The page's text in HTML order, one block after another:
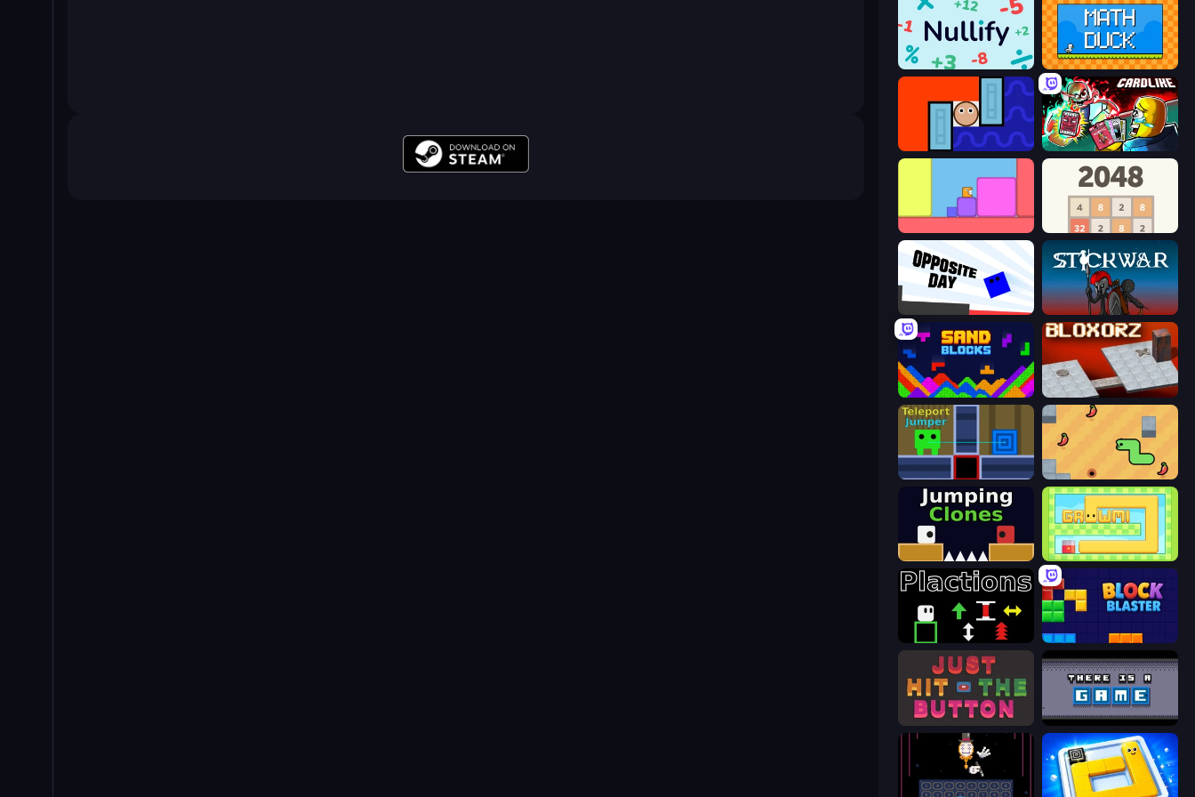
Nullify Math Duck
Lava and Aqua Cardlike
2048
Opposite Day Stick War
Sand Blocks Bloxorz
Teleport Jumper SSSPICY!
Jumping Clones Growmi
Plactions Block Blaster
Just Hit the Button There Is No Game